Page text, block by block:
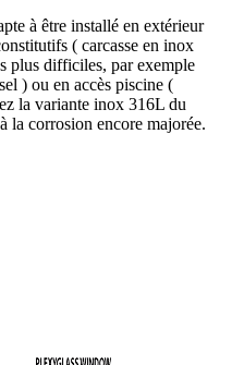
à être installé en extérieur
( carcasse en inox
plus difficiles, par exemple
) ou en accès piscine (
la variante inox 316L du
la corrosion encore majorée.